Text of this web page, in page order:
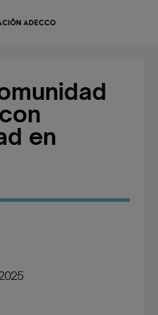
en